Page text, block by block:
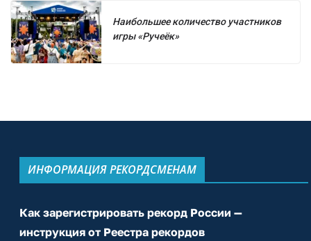
Наибольшее количество участников
игры «Ручеёк»
ИНФОРМАЦИЯ РЕКОРДСМЕНАМ
Как зарегистрировать рекорд России —
инструкция от Реестра рекордов